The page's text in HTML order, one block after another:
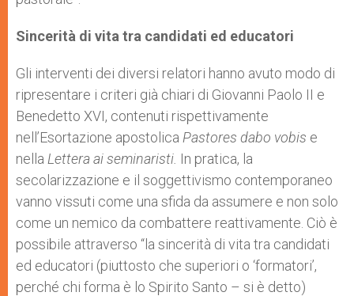
Sincerità di vita tra candidati ed educatori
Gli interventi dei diversi relatori hanno avuto modo di
ripresentare i criteri già chiari di Giovanni Paolo II e
Benedetto XVI, contenuti rispettivamente
nell’Esortazione apostolica Pastores dabo vobis e
nella Lettera ai seminaristi. In pratica, la
secolarizzazione e il soggettivismo contemporaneo
vanno vissuti come una sfida da assumere e non solo
come un nemico da combattere reattivamente. Ciò è
possibile attraverso “la sincerità di vita tra candidati
ed educatori (piuttosto che superiori o ‘formatori’,
perché chi forma è lo Spirito Santo – si è detto)